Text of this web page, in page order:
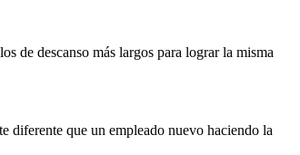
de descanso más largos para lograr la misma
diferente que un empleado nuevo haciendo la